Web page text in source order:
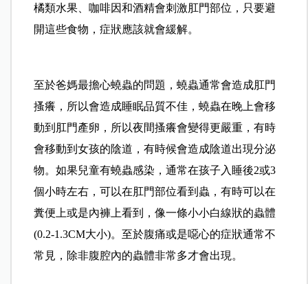
橘類水果、咖啡因和酒精會刺激肛門部位，只要避
開這些食物，症狀應該就會緩解。
至於爸媽最擔心蟯蟲的問題，蟯蟲通常會造成肛門
搔癢，所以會造成睡眠品質不佳，蟯蟲在晚上會移
動到肛門產卵，所以夜間搔癢會變得更嚴重，有時
會移動到女孩的陰道，有時候會造成陰道出現分泌
物。如果兒童有蟯蟲感染，通常在孩子入睡後2或3
個小時左右，可以在肛門部位看到蟲，有時可以在
糞便上或是內褲上看到，像一條小小白線狀的蟲體
(0.2-1.3CM大小)。至於腹痛或是噁心的症狀通常不
常見，除非腹腔內的蟲體非常多才會出現。